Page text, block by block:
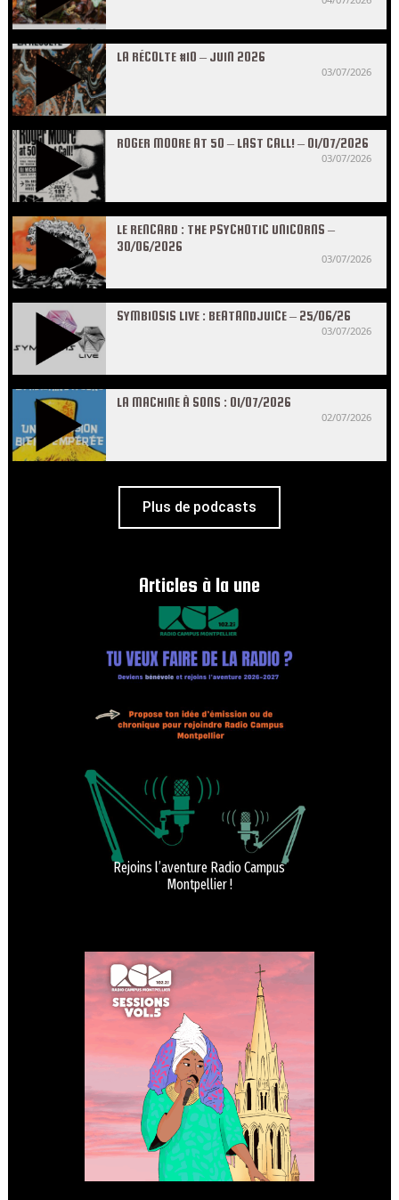
LA RÉCOLTE #10 – JUIN 2026
03/07/2026
ROGER MOORE AT 50 – LAST CALL! – 01/07/2026
03/07/2026
LE RENCARD : THE PSYCHOTIC UNICORNS –
30/06/2026
03/07/2026
SYMBIOSIS LIVE : BEATANDJUICE – 25/06/26
03/07/2026
LA MACHINE À SONS : 01/07/2026
02/07/2026
Plus de podcasts
Articles à la une
Rejoins l’aventure Radio Campus
Montpellier !